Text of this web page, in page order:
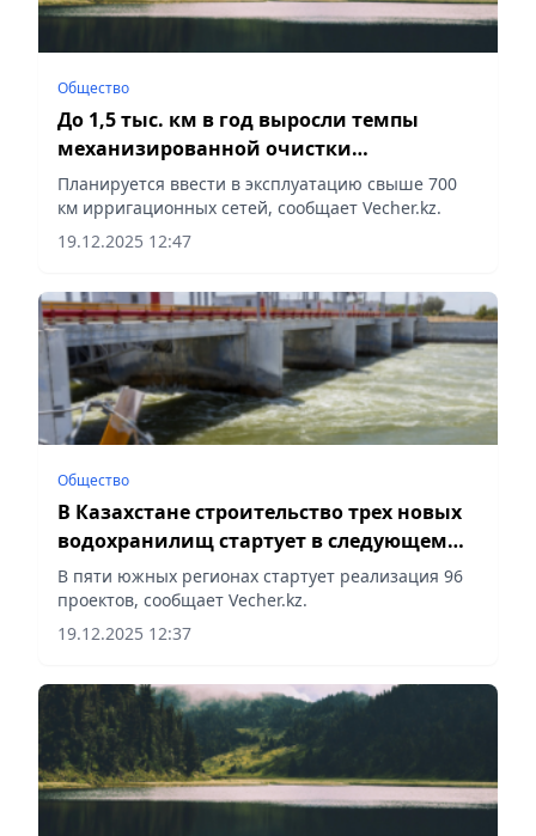
Общество
До 1,5 тыс. км в год выросли темпы
механизированной очистки
ирригационных каналов в Казахстане
Планируется ввести в эксплуатацию свыше 700
км ирригационных сетей, сообщает Vecher.kz.
19.12.2025 12:47
Общество
В Казахстане строительство трех новых
водохранилищ стартует в следующем
году при поддержке Исламского банка
развития
В пяти южных регионах стартует реализация 96
проектов, сообщает Vecher.kz.
19.12.2025 12:37